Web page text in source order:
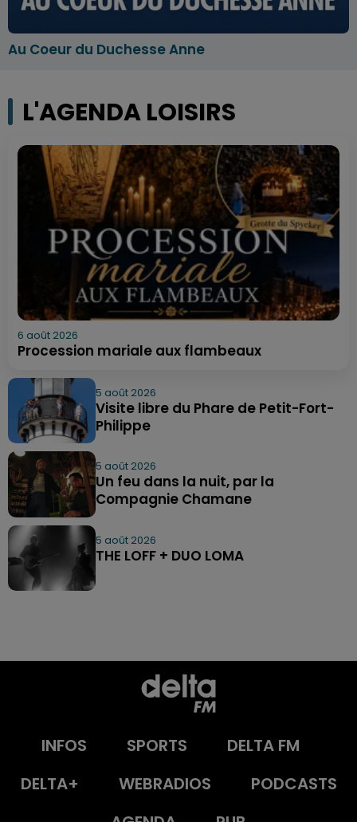
Au Coeur du Duchesse Anne
L'AGENDA LOISIRS
6 août 2026
Procession mariale aux flambeaux
5 août 2026
Visite libre du Phare de Petit-Fort-
Philippe
5 août 2026
Un feu dans la nuit, par la
Compagnie Chamane
5 août 2026
THE LOFF + DUO LOMA
INFOS SPORTS
DELTA FM
DELTA+
WEBRADIOS
PODCASTS